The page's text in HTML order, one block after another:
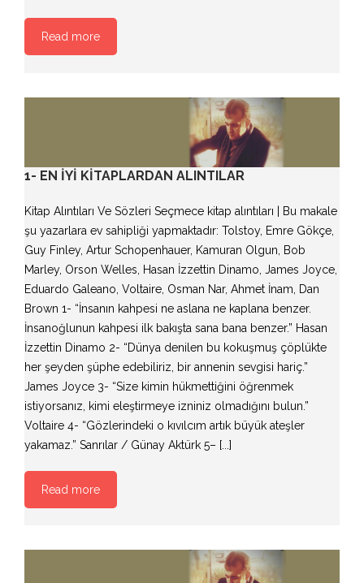
Read more
1- EN İYI KITAPLARDAN ALINTILAR
Kitap Alıntıları Ve Sözleri Seçmece kitap alıntıları | Bu makale
şu yazarlara ev sahipliği yapmaktadır: Tolstoy, Emre Gökçe,
Guy Finley, Artur Schopenhauer, Kamuran Olgun, Bob
Marley, Orson Welles, Hasan İzzettin Dinamo, James Joyce,
Eduardo Galeano, Voltaire, Osman Nar, Ahmet İnam, Dan
Brown 1- “İnsanın kahpesi ne aslana ne kaplana benzer.
İnsanoğlunun kahpesi ilk bakışta sana bana benzer.” Hasan
İzzettin Dinamo 2- “Dünya denilen bu kokuşmuş çöplükte
her şeyden şüphe edebiliriz, bir annenin sevgisi hariç.”
James Joyce 3- “Size kimin hükmettiğini öğrenmek
istiyorsanız, kimi eleştirmeye izniniz olmadığını bulun.”
Voltaire 4- “Gözlerindeki o kıvılcım artık büyük ateşler
yakamaz.” Sanrılar / Günay Aktürk 5– [...]
Read more